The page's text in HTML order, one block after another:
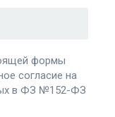
формы
согласие на
в ФЗ №152-ФЗ